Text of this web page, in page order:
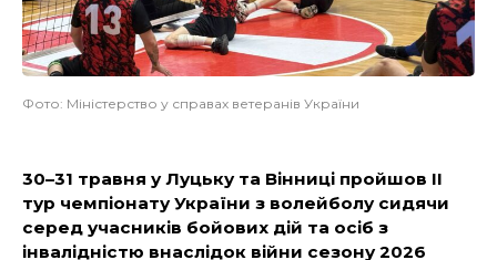
Фото: Міністерство у справах ветеранів України
30–31 травня у Луцьку та Вінниці пройшов ІІ
тур чемпіонату України з волейболу сидячи
серед учасників бойових дій та осіб з
інвалідністю внаслідок війни сезону 2026